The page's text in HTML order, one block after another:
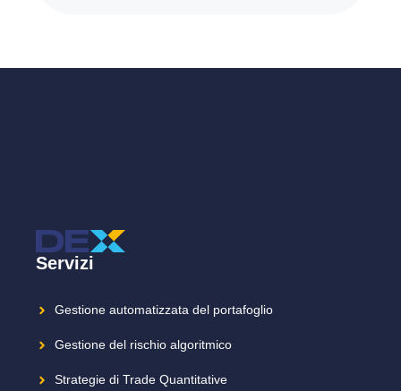
Servizi
Gestione automatizzata del portafoglio
Gestione del rischio algoritmico
Strategie di Trade Quantitative